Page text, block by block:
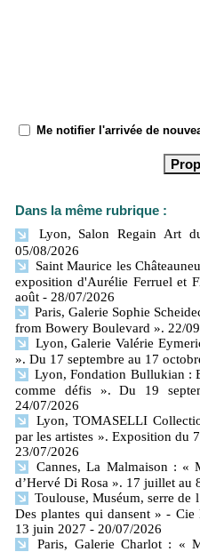
Me notifier l'arrivée de
Dans la même rubrique :
Lyon, Salon Regain Art
05/08/2026
Saint Maurice les
exposition d'Aurélie Ferruel et
août - 28/07/2026
Paris, Galerie Sophie
from Bowery Boulevard ». 22/
Lyon, Galerie Valérie
». Du 17 septembre au 17
Lyon, Fondation Bullukian :
comme défis ». Du 19
24/07/2026
Lyon, TOMASELLI
par les artistes ». Exposition du
23/07/2026
Cannes, La Malmaison : «
d’Hervé Di Rosa ». 17 juillet au
Toulouse, Muséum, serre de
Des plantes qui dansent » -
13 juin 2027 - 20/07/2026
Paris, Galerie Charlot : «